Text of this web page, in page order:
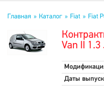
Главная Каталог Fiat Fiat
Van II 1.3
Даты